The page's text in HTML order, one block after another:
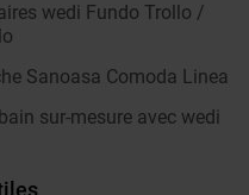
wedi Fundo Trollo /
Sanoasa Comoda Linea
sur-mesure avec wedi